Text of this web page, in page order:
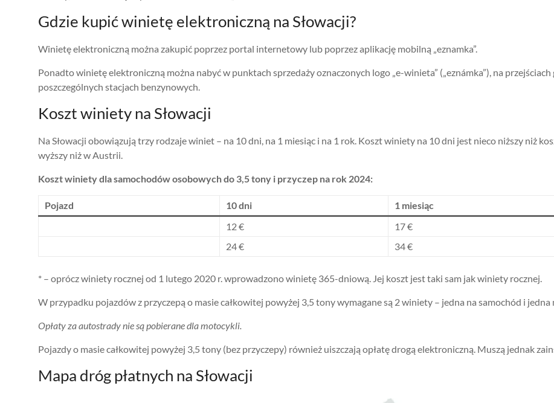
Gdzie kupić winietę elektroniczną na Słowacji?
Winietę elektroniczną można zakupić poprzez portal internetowy lub poprzez aplikację mobilną „eznamka”.
Ponadto winietę elektroniczną można nabyć w punktach sprzedaży oznaczonych logo „e-winieta” („eznámka”), na
poszczególnych stacjach benzynowych.
Koszt winiety na Słowacji
Na Słowacji obowiązują trzy rodzaje winiet – na 10 dni, na 1 miesiąc i na 1 rok. Koszt winiety na 10 dni jest nieco niższy niż
wyższy niż w Austrii.
Koszt winiety dla samochodów osobowych do 3,5 tony i przyczep na rok 2024:
Pojazd 10 dni 1 miesiąc
12 €
17 €
24 €
34 €
* – oprócz winiety rocznej od 1 lutego 2020 r. wprowadzono winietę 365-dniową. Jej koszt jest taki sam jak winiety rocznej.
W przypadku pojazdów z przyczepą o masie całkowitej powyżej 3,5 tony wymagane są 2 winiety – jedna na samochód i jedna
Opłaty za autostrady nie są pobierane dla motocykli.
Pojazdy o masie całkowitej powyżej 3,5 tony (bez przyczepy) również uiszczają opłatę drogą elektroniczną. Muszą jednak
Mapa dróg płatnych na Słowacji